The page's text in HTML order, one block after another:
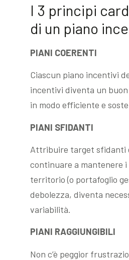
I 3 principi
di un piano
PIANI COERENTI
Ciascun piano incentivi
incentivi diventa un
in modo efficiente e
PIANI SFIDANTI
Attribuire target sfidanti
continuare a mantenere
territorio (o portafoglio
debolezza, diventa
variabilità.
PIANI RAGGIUNGIBILI
Non c’è peggior